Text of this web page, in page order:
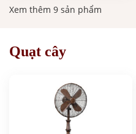
Xem thêm 9 sản phẩm
Quạt cây